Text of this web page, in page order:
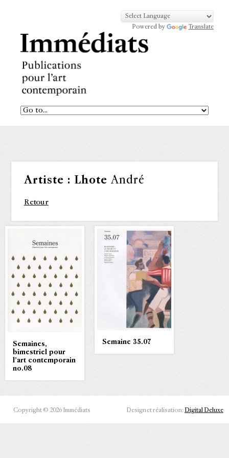
Powered by Translate
Artiste : Lhote André
Retour
Semaines,
bimestriel pour
l’art contemporain
no.08
Semaine 35.07
Copyright © 2026 Immédiats Design et réalisation: Digital Deluxe